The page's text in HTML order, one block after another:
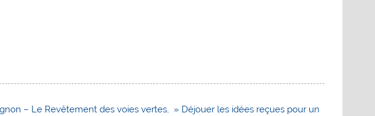
– Le Revêtement des voies vertes, » Déjouer les idées reçues pour un